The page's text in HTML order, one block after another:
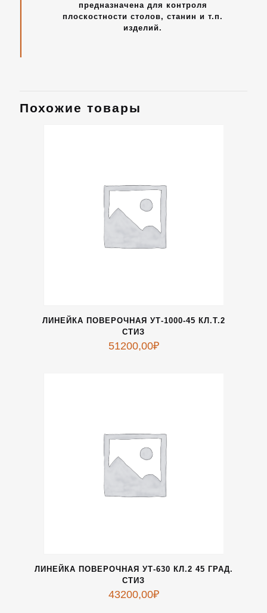
предназначена для контроля
плоскостности столов, станин и т.п.
изделий.
Похожие товары
ЛИНЕЙКА ПОВЕРОЧНАЯ УТ-1000-45 КЛ.Т.2
СТИЗ
51200,00₽
ЛИНЕЙКА ПОВЕРОЧНАЯ УТ-630 КЛ.2 45 ГРАД.
СТИЗ
43200,00₽